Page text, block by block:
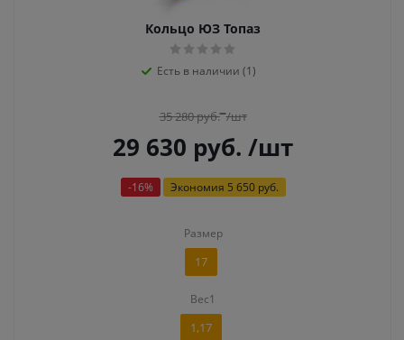
Кольцо ЮЗ Топаз
Есть в наличии (1)
35 280руб. /шт
29 630 руб. /шт
-16% Экономия 5 650 руб.
Размер
17
Вес1
1,17